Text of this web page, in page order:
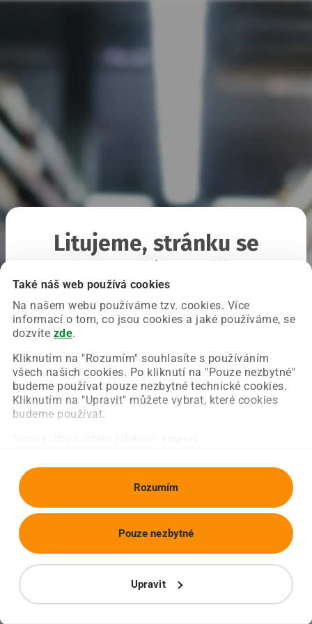
Také náš web používá cookies
Na našem webu používáme tzv. cookies. Více
informací o tom, co jsou cookies a jaké používáme, se
dozvíte zde.
Kliknutím na "Rozumím" souhlasíte s používáním
všech našich cookies. Po kliknutí na "Pouze nezbytné"
budeme používat pouze nezbytné technické cookies.
Kliknutím na "Upravit" můžete vybrat, které cookies
budeme používat.
Rozumím
Upravit
Pouze nezbytné
Litujeme, stránku se
Chyba nastala na naší straně a už ji opravujeme.
Zkuste prosím znovu načíst požadovanou stránku.
Obnovit stránku Úvodní strana